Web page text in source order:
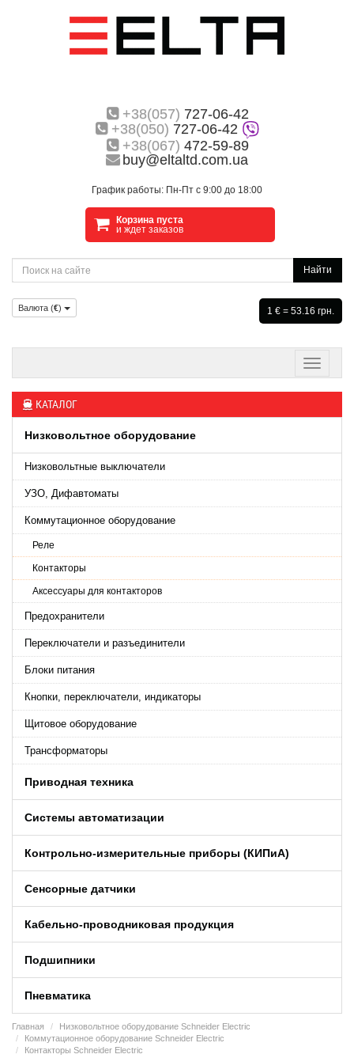
+38(057) 727-06-42
+38(050) 727-06-42
+38(067) 472-59-89
buy@eltaltd.com.ua
График работы: Пн-Пт с 9:00 до 18:00
Корзина пуста
и ждет заказов
Найти
Валюта (€) 1 € = 53.16 грн.
КАТАЛОГ
Низковольтное оборудование
Низковольтные выключатели
УЗО, Дифавтоматы
Коммутационное оборудование
Реле
Контакторы
Аксессуары для контакторов
Предохранители
Переключатели и разъединители
Блоки питания
Кнопки, переключатели, индикаторы
Щитовое оборудование
Трансформаторы
Приводная техника
Системы автоматизации
Контрольно-измерительные приборы (КИПиA)
Сенсорные датчики
Кабельно-проводниковая продукция
Подшипники
Пневматика
Главная
Низковольтное оборудование Schneider Electric
Коммутационное оборудование Schneider Electric
Контакторы Schneider Electric